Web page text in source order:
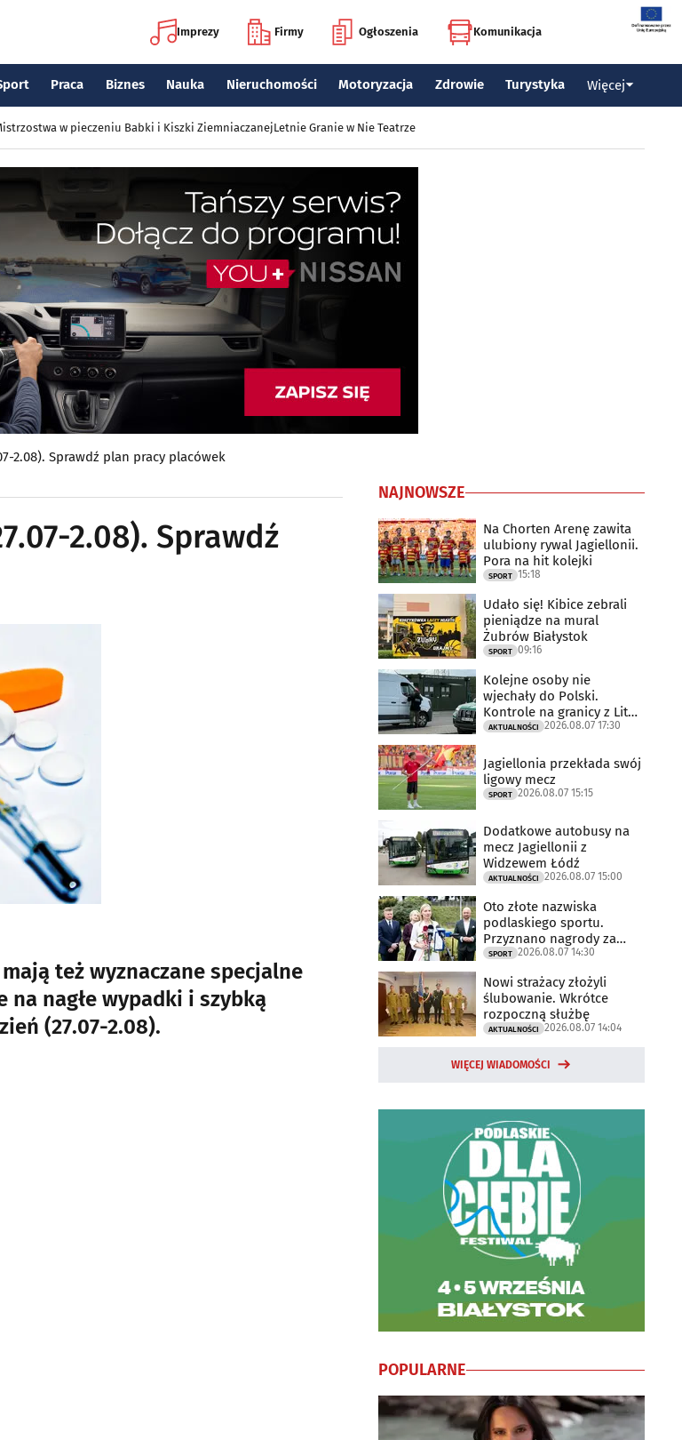
Imprezy Firmy Ogłoszenia Komunikacja
Praca Biznes Nauka Nieruchomości Motoryzacja Zdrowie Turystyka Więcej
w pieczeniu Babki i Kiszki ZiemniaczanejLetnie Granie w Nie Teatrze
2.08). Sprawdź plan pracy placówek
2.08). Sprawdź
też wyznaczane specjalne
nagłe wypadki i szybką
(27.07-2.08).
NAJNOWSZE
Na Chorten Arenę zawita
ulubiony rywal Jagiellonii.
Pora na hit kolejki
SPORT 15:18
Udało się! Kibice zebrali
pieniądze na mural
Żubrów Białystok
SPORT 09:16
Kolejne osoby nie
wjechały do Polski.
Kontrole na granicy z Litwą
trwają
AKTUALNOŚCI 2026.08.07 17:30
Jagiellonia przekłada swój
ligowy mecz
SPORT 2026.08.07 15:15
Dodatkowe autobusy na
mecz Jagiellonii z
Widzewem Łódź
AKTUALNOŚCI 2026.08.07 15:00
Oto złote nazwiska
podlaskiego sportu.
Przyznano nagrody za
2025 rok
SPORT 2026.08.07 14:30
Nowi strażacy złożyli
ślubowanie. Wkrótce
rozpoczną służbę
AKTUALNOŚCI 2026.08.07 14:04
WIĘCEJ WIADOMOŚCI
POPULARNE